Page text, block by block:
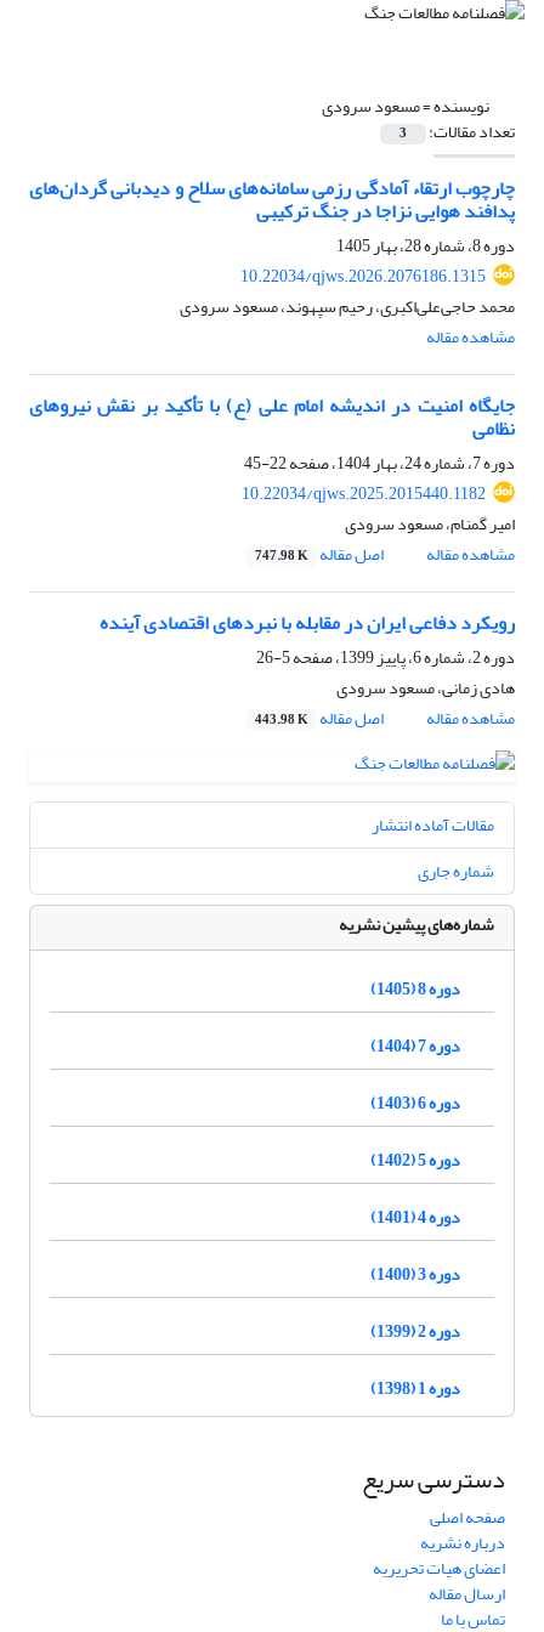
نویسنده =مسعود سرودی
تعداد مقالات: 3
چارچوب ارتقاء آمادگی رزمی سامانه‌های سلاح و دیدبانی گردان‌های
پدافند هوایی نزاجا در جنگ ترکیبی
دوره 8، شماره 28، بهار 1405
10.22034/qjws.2026.2076186.1315
محمد حاجی‌علی‌اکبری، رحیم سپهوند، مسعود سرودی
مشاهده مقاله
جایگاه امنیت در اندیشه امام علی (ع) با تأکید بر نقش نیروهای
نظامی
دوره 7، شماره 24، بهار 1404، صفحه
22-45
10.22034/qjws.2025.2015440.1182
امیر گمنام، مسعود سرودی
مشاهده مقاله
اصل مقاله 747.98 K
رویکرد دفاعی ایران در مقابله با نبردهای اقتصادی آینده
دوره 2، شماره 6، پاییز 1399، صفحه
5-26
هادی زمانی، مسعود سرودی
مشاهده مقاله
اصل مقاله 443.98 K
مقالات آماده انتشار
شماره جاری
شماره‌های پیشین نشریه
دوره 8 (1405)
دوره 7 (1404)
دوره 6 (1403)
دوره 5 (1402)
دوره 4 (1401)
دوره 3 (1400)
دوره 2 (1399)
دوره 1 (1398)
دسترسی سریع
صفحه اصلی
درباره نشریه
اعضای هیات تحریریه
ارسال مقاله
تماس با ما